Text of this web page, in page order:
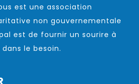
est une association
non gouvernementale
est de fournir un sourire à
le besoin.